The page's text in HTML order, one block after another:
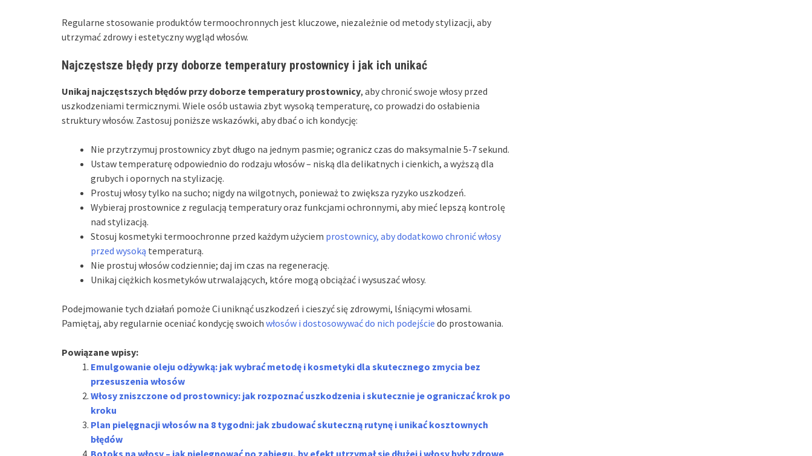
Regularne stosowanie produktów termoochronnych jest kluczowe, niezależnie od metody stylizacji, aby
utrzymać zdrowy i estetyczny wygląd włosów.
Najczęstsze błędy przy doborze temperatury prostownicy i jak ich unikać
Unikaj najczęstszych błędów przy doborze temperatury prostownicy, aby chronić swoje włosy przed
uszkodzeniami termicznymi. Wiele osób ustawia zbyt wysoką temperaturę, co prowadzi do osłabienia
struktury włosów. Zastosuj poniższe wskazówki, aby dbać o ich kondycję:
Nie przytrzymuj prostownicy zbyt długo na jednym pasmie; ogranicz czas do maksymalnie 5-7 sekund.
Ustaw temperaturę odpowiednio do rodzaju włosów – niską dla delikatnych i cienkich, a wyższą dla
grubych i opornych na stylizację.
Prostuj włosy tylko na sucho; nigdy na wilgotnych, ponieważ to zwiększa ryzyko uszkodzeń.
Wybieraj prostownice z regulacją temperatury oraz funkcjami ochronnymi, aby mieć lepszą kontrolę
nad stylizacją.
Stosuj kosmetyki termoochronne przed każdym użyciem prostownicy, aby dodatkowo chronić włosy
przed wysoką temperaturą.
Nie prostuj włosów codziennie; daj im czas na regenerację.
Unikaj ciężkich kosmetyków utrwalających, które mogą obciążać i wysuszać włosy.
Podejmowanie tych działań pomoże Ci uniknąć uszkodzeń i cieszyć się zdrowymi, lśniącymi włosami.
Pamiętaj, aby regularnie oceniać kondycję swoich włosów i dostosowywać do nich podejście do prostowania.
Powiązane wpisy:
Emulgowanie oleju odżywką: jak wybrać metodę i kosmetyki dla skutecznego zmycia bez
przesuszenia włosów
Włosy zniszczone od prostownicy: jak rozpoznać uszkodzenia i skutecznie je ograniczać krok po
kroku
Plan pielęgnacji włosów na 8 tygodni: jak zbudować skuteczną rutynę i unikać kosztownych
błędów
Botoks na włosy – jak pielęgnować po zabiegu, by efekt utrzymał się dłużej i włosy były zdrowe